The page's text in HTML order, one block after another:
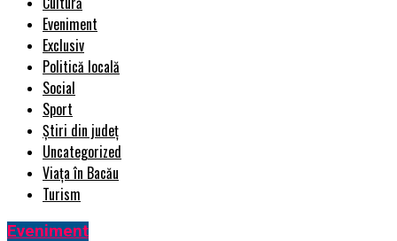
Eveniment
Exclusiv
Politică locală
Social
Sport
Știri din județ
Uncategorized
Viața în Bacău
Turism
Eveniment